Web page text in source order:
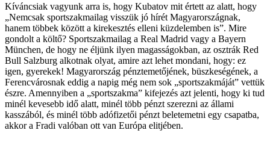
Kíváncsiak vagyunk arra is, hogy Kubatov mit értett az alatt, hogy
„Nemcsak sportszakmailag visszük jó hírét Magyarországnak,
hanem többek között a kirekesztés elleni küzdelemben is”. Mire
gondolt a költő? Sportszakmailag a Real Madrid vagy a Bayern
München, de hogy ne éljünk ilyen magasságokban, az osztrák Red
Bull Salzburg alkotnak olyat, amire azt lehet mondani, hogy: ez
igen, gyerekek! Magyarország pénztemetőjének, büszkeségének, a
Ferencvárosnak eddig a napig még nem sok „sportszakmáját” vettük
észre. Amennyiben a „sportszakma” kifejezés azt jelenti, hogy ki tud
minél kevesebb idő alatt, minél több pénzt szerezni az állami
kasszából, és minél több adófizetői pénzt beletemetni egy csapatba,
akkor a Fradi valóban ott van Európa elitjében.